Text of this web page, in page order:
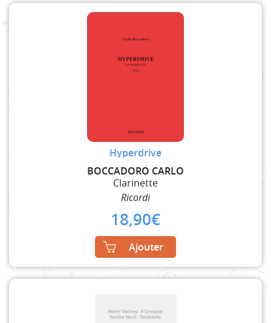
Hyperdrive
BOCCADORO CARLO
Clarinette
Ricordi
18,90€
Ajouter